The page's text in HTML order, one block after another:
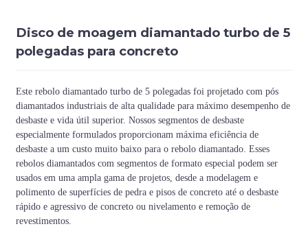
Disco de moagem diamantado turbo de 5
polegadas para concreto
Este rebolo diamantado turbo de 5 polegadas foi projetado com pós
diamantados industriais de alta qualidade para máximo desempenho de
desbaste e vida útil superior. Nossos segmentos de desbaste
especialmente formulados proporcionam máxima eficiência de
desbaste a um custo muito baixo para o rebolo diamantado. Esses
rebolos diamantados com segmentos de formato especial podem ser
usados ​​em uma ampla gama de projetos, desde a modelagem e
polimento de superfícies de pedra e pisos de concreto até o desbaste
rápido e agressivo de concreto ou nivelamento e remoção de
revestimentos.